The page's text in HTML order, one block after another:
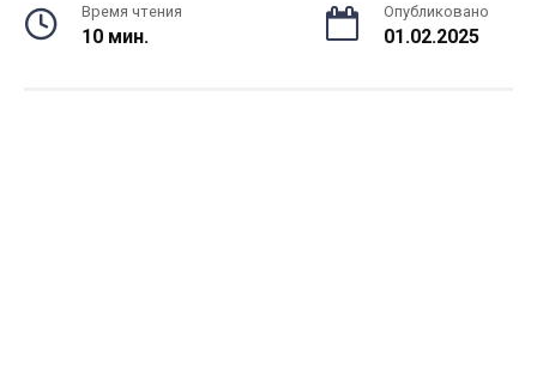
Время чтения
10 мин.
Опубликовано
01.02.2025